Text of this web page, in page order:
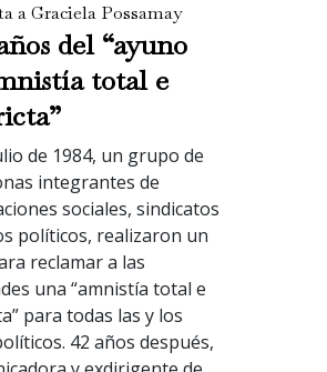
a Graciela Possamay
del “ayuno
total e
de 1984, un grupo de
integrantes de
sociales, sindicatos
políticos, realizaron un
reclamar a las
una “amnistía total e
para todas las y los
42 años después,